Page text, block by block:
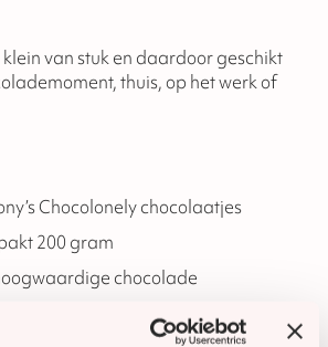
klein van stuk en daardoor geschikt
thuis, op het werk of
Chocolonely chocolaatjes
200 gram
chocolade
delen of als tussendoortje